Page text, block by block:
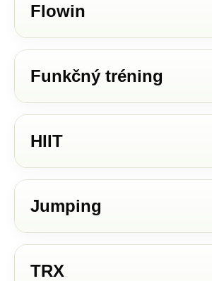
Flowin
Funkčný tréning
HIIT
Jumping
TRX